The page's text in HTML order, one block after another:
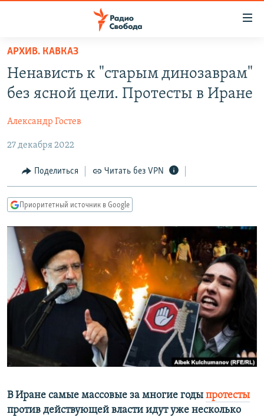
упрощенного
доступа
Вернуться
основному
Вернутся
главной
навигации
Вернутся
поиску
ПОДКАСТЫ
ЦИТАТЫ СВОБОДЫ
МНЕНИЯ
КУЛЬТУРА
IDEL.РЕАЛИИ
КАВКАЗ.РЕАЛИИ
СЕВЕР.РЕАЛИИ
СИБИРЬ.РЕАЛИИ
РАСПИСАНИЕ ВЕЩАНИЯ
ПОДПИШИТЕСЬ НА РАССЫЛКУ
СОЦИАЛЬНЫЕ СЕТИ
Все сайты РСЕ/РС
АРХИВ. КАВКАЗ
Ненависть к "старым динозаврам"
без ясной цели. Протесты в Иране
Александр Гостев
27 декабря 2022
Поделиться Читать без VPN
Приоритетный источник в Google
В Иране самые массовые за многие годы протесты
против действующей власти идут уже несколько